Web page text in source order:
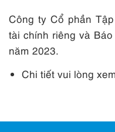
Công ty Cổ phần
tài chính riêng và
năm 2023.
Chi tiết vui lòng